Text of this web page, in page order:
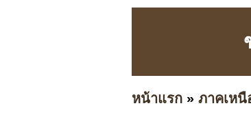
หน้าแรก » ภาคเหนื